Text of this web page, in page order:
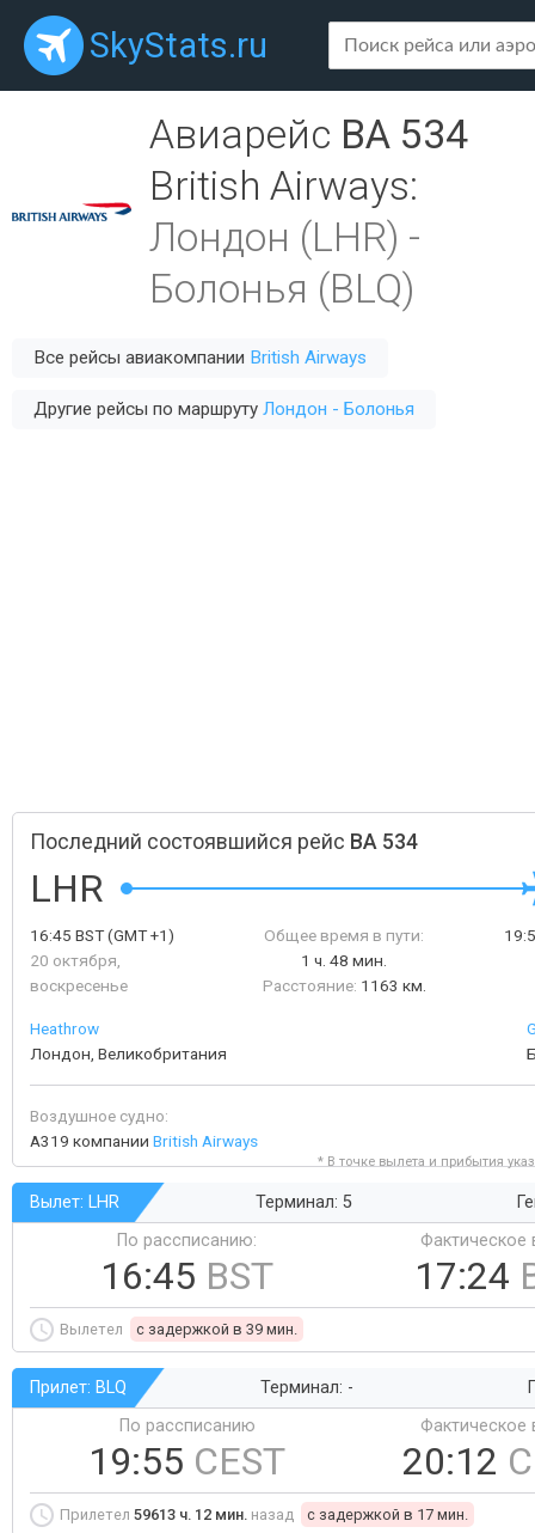
SkyStats.ru
Авиарейс BA 534
British Airways:
Лондон (LHR) -
Болонья (BLQ)
Все рейсы авиакомпании British Airways
Другие рейсы по маршруту Лондон - Болонья
Последний состоявшийся рейс BA 534
LHR
16:45 BST(GMT +1)
20 октября,
воскресенье
Общее время в пути:
1 ч. 48 мин.
Расстояние: 1163 км.
Heathrow
Лондон, Великобритания
Воздушное судно:
A319 компании British Airways
* В точке вылета и прибытия
Вылет: LHR Терминал: 5
По рассписанию:
16:45 BST
Фактическое
17:24
Вылетел c задержкой в 39 мин.
Прилет: BLQ Терминал: -
По рассписанию
19:55 CEST
Фактическое
20:12
Прилетел 59613 ч. 12 мин. назад c задержкой в 17 мин.